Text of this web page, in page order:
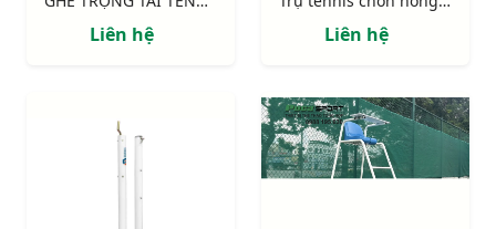
Liên hệ Liên hệ